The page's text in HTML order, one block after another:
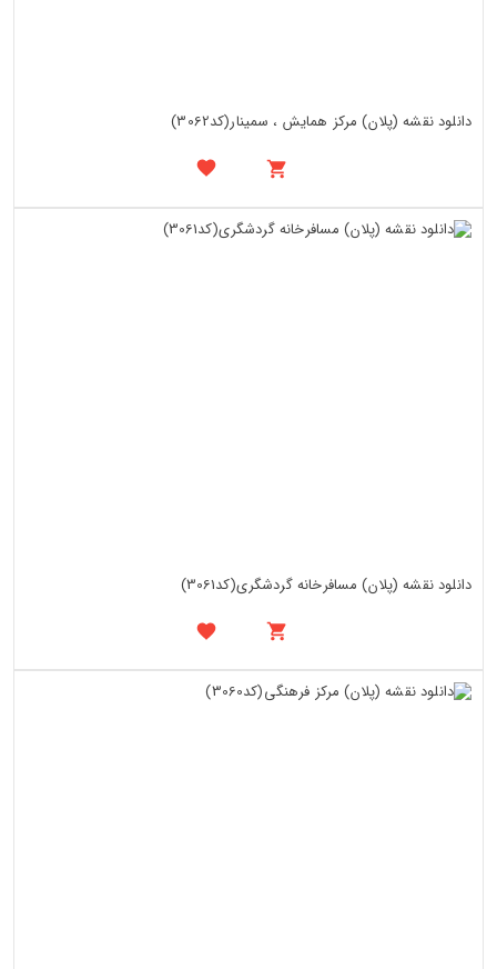
دانلود نقشه (پلان) مرکز همایش ، سمینار(کد3062)
دانلود نقشه (پلان) مسافرخانه گردشگری(کد3061)